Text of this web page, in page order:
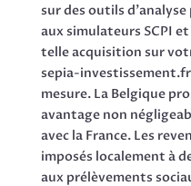
sur des outils
aux simulateurs SCPI
telle acquisition sur
sepia-
mesure. La Belgique
avantage non
avec la France. Les
imposés localement à
aux prélèvements